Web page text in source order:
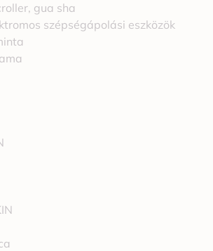
gua sha
szépségápolási eszközök